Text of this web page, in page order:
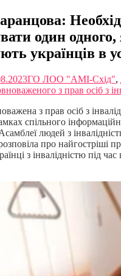
один одного,
українців в
ГО ЛОО "АМІ-Схід",
з прав осіб з
з прав осіб з
спільного
людей з
про найгостріші
з інвалідністю під